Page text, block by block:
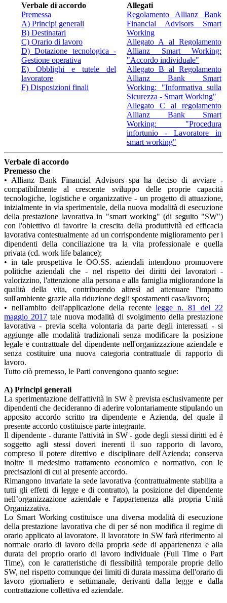
Verbale di accordo
Premessa
A) Principi generali
B) Destinatari
C) Orario di lavoro
D) Dotazione tecnologica -
Gestione operativa
E) Obblighi e tutele del
lavoratore
F) Disposizioni finali
Allegati
Regolamento Allianz Bank
Financial Advisors Smart
Working
Allegato A al Regolamento
Allianz Smart Working:
"Accordo individuale"
Allegato B al Regolamento
Allianz Bank Smart
Working: "Informativa sulla
Sicurezza - Smart Working"
Allegato C al regolamento
Allianz Bank Smart
Working: "Procedura
infortunio - Lavoratore in
smart working"
Verbale di accordo
Premesso che
• Allianz Bank Financial Advisors spa ha deciso di avviare -
compatibilmente al crescente sviluppo delle proprie capacità
tecnologiche, logistiche e organizzative - un progetto di attuazione,
inizialmente in via sperimentale, della nuova modalità di esecuzione
della prestazione lavorativa in "smart working" (di seguito "SW")
con l'obiettivo di favorire la crescita della produttività ed efficacia
lavorativa contestualmente ad un corrispondente miglioramento per i
dipendenti della conciliazione tra la vita professionale e quella
privata (cd. work life balance);
• in tale prospettiva le OO.SS. aziendali intendono promuovere
politiche aziendali che - nel rispetto dei diritti dei lavoratori -
valorizzino, l'attenzione alla persona e alla famiglia migliorandone la
qualità della vita, contribuendo altresì ad attenuare l'impatto
sull'ambiente grazie alla riduzione degli spostamenti casa/lavoro;
• nell'ambito dell'applicazione della recentelegge n. 81 del 22
maggio 2017 tale nuova modalità di svolgimento della prestazione
lavorativa - previa scelta volontaria da parte degli interessati - si
aggiunge alle modalità tradizionali senza modificare la posizione
legale e contrattuale del dipendente nell'organizzazione aziendale e
senza costituire una nuova categoria contrattuale di rapporto di
lavoro.
Tutto ciò premesso, le Parti convengono quanto segue:
A) Principi generali
La sperimentazione dell'attività in SW è prevista esclusivamente per
dipendenti che decideranno di aderire volontariamente stipulando un
apposito accordo scritto tra dipendente e Azienda, del quale il
presente accordo costituisce parte integrante.
Il dipendente - durante l'attività in SW - gode degli stessi diritti ed è
soggetto agli stessi doveri inerenti il suo rapporto di lavoro,
compreso il potere direttivo e disciplinare dell'Azienda; conserva
inoltre il medesimo trattamento economico e normativo, con le
precisazioni di cui al presente accordo.
Rimangono invariate la sede lavorativa (contrattualmente stabilita a
tutti gli effetti di legge e di contratto), la posizione del dipendente
nell’organizzazione aziendale e l'appartenenza alla propria Unità
Organizzativa.
Lo Smart Working costituisce una diversa modalità di esecuzione
della prestazione lavorativa che di per sé non modifica il regime di
orario applicato al lavoratore. Il lavoratore in SW farà riferimento al
normale orario di lavoro della propria sede di appartenenza e alla
durata del proprio orario di lavoro individuale (Full Time o Part
Time), con le caratteristiche di flessibilità temporale proprie dello
SW, nel rispetto comunque dei limiti di durata massima dell'orario di
lavoro giornaliero e settimanale, derivanti dalla legge e dalla
contrattazione collettiva ed aziendale.